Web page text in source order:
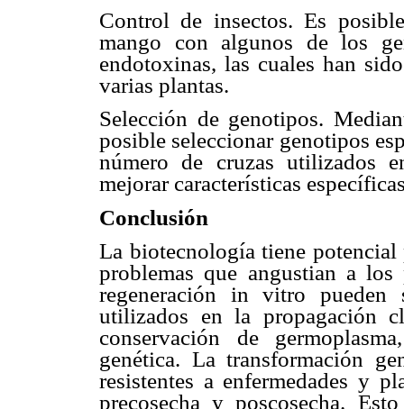
Control de insectos. Es
mango con algunos de los
endotoxinas, las cuales han
varias plantas.
Selección de genotipos.
posible seleccionar genotipos
número de cruzas utilizados
mejorar características
Conclusión
La biotecnología tiene potencial
problemas que angustian a
regeneración in vitro
utilizados en la propagación
conservación de
genética. La transformación
resistentes a enfermedades y
precosecha y poscosecha.